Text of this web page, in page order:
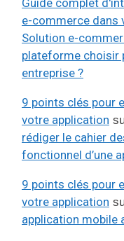
Guide complet
e-commerce dans
Solution e-
plateforme choisir
entreprise ?
9 points clés pour
votre application
rédiger le cahier
fonctionnel d’une
9 points clés pour
votre application
application mobile